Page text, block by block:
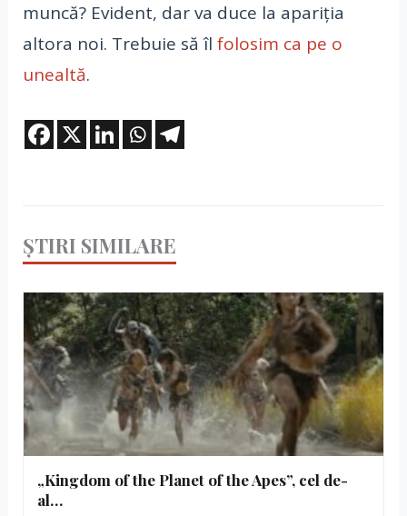
muncă? Evident, dar va duce la apariția
altora noi. Trebuie să îl folosim ca pe o
unealtă.
ȘTIRI SIMILARE
„Kingdom of the Planet of the Apes”, cel de-
al…